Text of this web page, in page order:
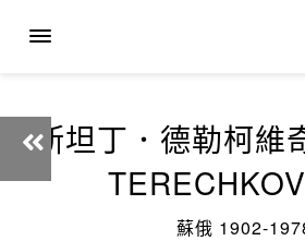
康斯坦丁．德勒柯
蘇俄 1902-